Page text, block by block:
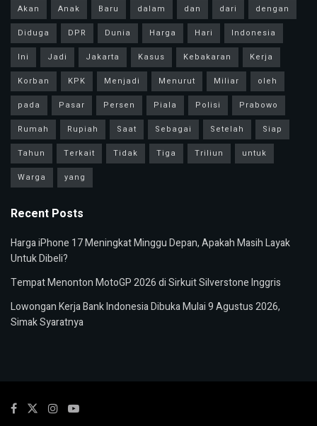
Akan Anak Baru dalam dan dari
dengan
Diduga
DPR Dunia Harga Hari
Indonesia
Ini
Jadi Jakarta Kasus Kebakaran
Kerja
Korban
KPK Menjadi Menurut Miliar
oleh
pada
Pasar Persen Piala Polisi
Prabowo
Rumah
Rupiah Saat Sebagai Setelah
Siap
Tahun
Terkait Tidak Tiga Triliun
untuk
Warga
yang
Recent Posts
Harga iPhone 17 Meningkat Minggu Depan, Apakah Masih Layak
Untuk Dibeli?
Tempat Menonton MotoGP 2026 di Sirkuit Silverstone Inggris
Lowongan Kerja Bank Indonesia Dibuka Mulai 9 Agustus 2026,
Simak Syaratnya